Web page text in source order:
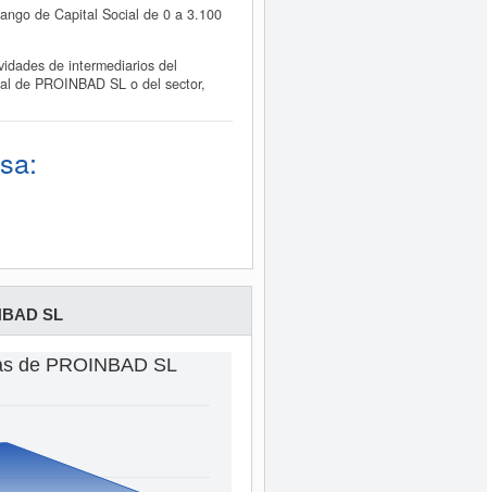
de Capital Social de 0 a 3.100
de intermediarios del
de PROINBAD SL o del sector,
SL
de PROINBAD SL